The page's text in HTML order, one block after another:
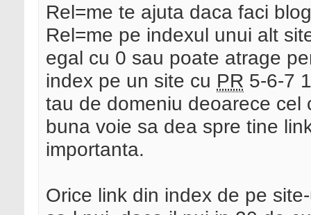
Rel=me te ajuta daca faci
Rel=me pe indexul unui alt
egal cu 0 sau poate atrage
index pe un site cu PR 5-6-7
tau de domeniu deoarece
buna voie sa dea spre tine
importanta.
Orice link din index de pe